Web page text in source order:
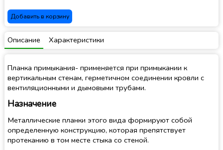
Добавить в корзину
Описание Характеристики
Планка примыкания- применяется при примыкании к
вертикальным стенам, герметичном соединении кровли с
вентиляционными и дымовыми трубами.
Назначение
Металлические планки этого вида формируют собой
определенную конструкцию, которая препятствует
протеканию в том месте стыка со стеной.